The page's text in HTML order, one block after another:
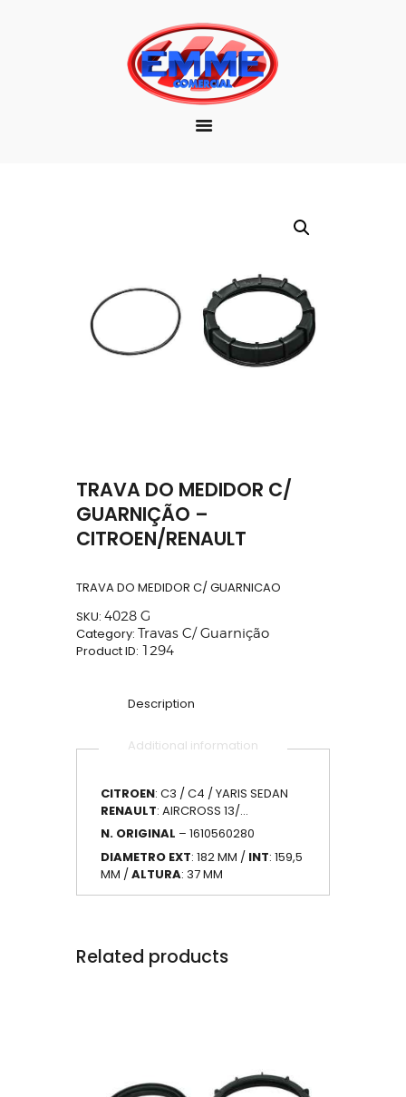
EMPRESA
MARCAS
PRODUTOS
TRAVA DO MEDIDOR C/
GUARNIÇÃO –
CITROEN/RENAULT
TRAVA DO MEDIDOR C/ GUARNICAO
SKU: 4028 G
Category: Travas C/ Guarnição
Product ID: 1294
Description
Additional information
CITROEN: C3 / C4 / YARIS SEDAN
RENAULT: AIRCROSS 13/…
N. ORIGINAL – 1610560280
DIAMETRO EXT: 182 MM / INT: 159,5
MM /ALTURA: 37 MM
Related products